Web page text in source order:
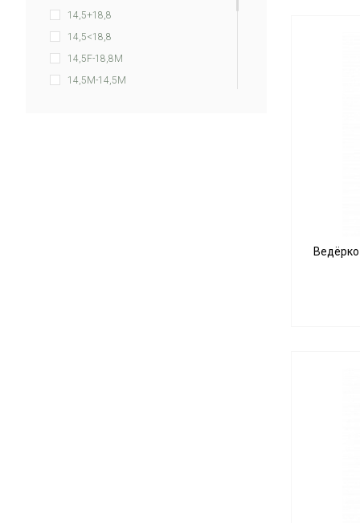
Weed Star
14,5+18,8
14,5<18,8
14,5F-18,8M
14,5M-14,5M